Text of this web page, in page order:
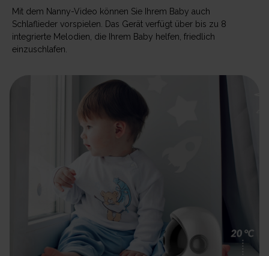
Mit dem Nanny-Video können Sie Ihrem Baby auch
Schlaflieder vorspielen. Das Gerät verfügt über bis zu 8
integrierte Melodien, die Ihrem Baby helfen, friedlich
einzuschlafen.